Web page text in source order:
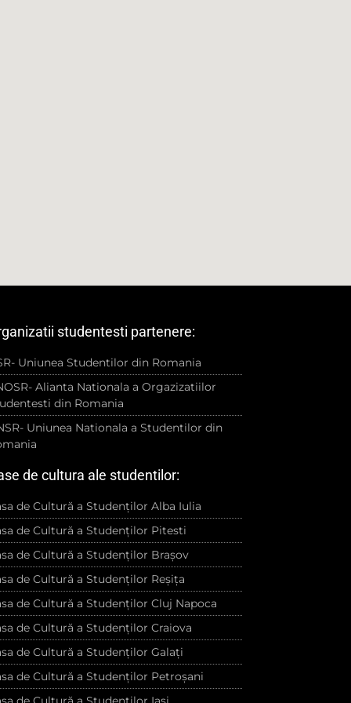
studentesti partenere:
Uniunea Studentilor din Romania
Alianta Nationala a Orgazizatiilor
din Romania
Uniunea Nationala a Studentilor din
de cultura ale studentilor:
de Cultură a Studenților Alba Iulia
de Cultură a Studenților Pitesti
de Cultură a Studenților Brașov
de Cultură a Studenților Reșița
de Cultură a Studenților Cluj Napoca
de Cultură a Studenților Craiova
de Cultură a Studenților Galați
de Cultură a Studenților Petroșani